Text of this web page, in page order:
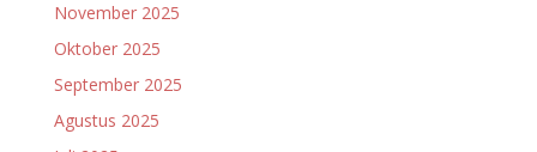
November 2025
Oktober 2025
September 2025
Agustus 2025